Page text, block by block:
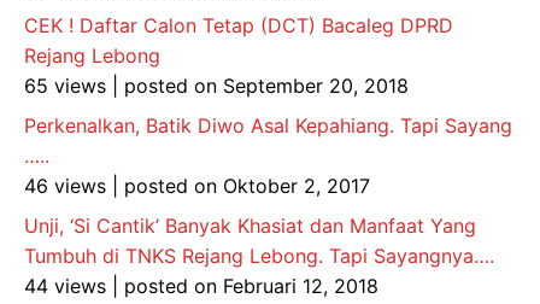
CEK ! Daftar Calon Tetap (DCT) Bacaleg DPRD
Rejang Lebong
65 views
posted on September 20, 2018
Perkenalkan, Batik Diwo Asal Kepahiang. Tapi Sayang
…..
46 views
posted on Oktober 2, 2017
Unji, ‘Si Cantik’ Banyak Khasiat dan Manfaat Yang
Tumbuh di TNKS Rejang Lebong. Tapi Sayangnya….
44 views
posted on Februari 12, 2018